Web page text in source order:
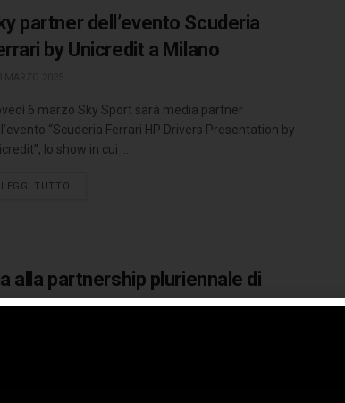
partner dell’evento Scuderia
by Unicredit a Milano
6 marzo Sky Sport sarà media partner
“Scuderia Ferrari HP Drivers Presentation by
lo show in cui ...
LEGGI TUTTO
alla partnership pluriennale di
con UniCredit